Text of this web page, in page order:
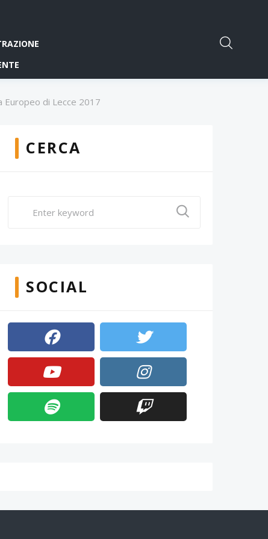
Europeo di Lecce 2017
CERCA
SOCIAL